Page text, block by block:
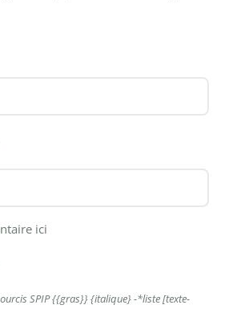
ici
SPIP{{gras}}{italique}-*liste[texte-